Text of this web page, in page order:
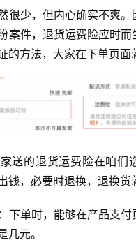
很少，但内心确实不爽
案件，退货运费险应时
的方法，大家在下单页面
送的退货运费险在咱们
钱，必要时退换，退换货
下单时，能够在产品支
几元。